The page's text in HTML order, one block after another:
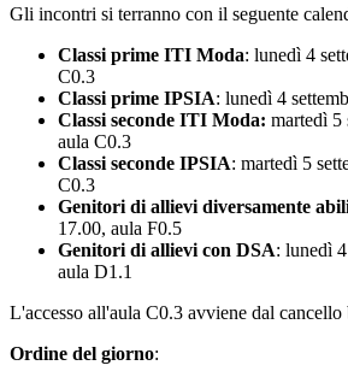
Gli incontri si terranno con il seguente
Classi prime ITI Moda: lunedì 4
C0.3
Classi prime IPSIA: lunedì 4
Classi seconde ITI Moda: martedì 5
aula C0.3
Classi seconde IPSIA: martedì 5
C0.3
Genitori di allievi diversamente
17.00, aula F0.5
Genitori di allievi con DSA: lunedì
aula D1.1
L'accesso all'aula C0.3 avviene dal cancello
Ordine del giorno: